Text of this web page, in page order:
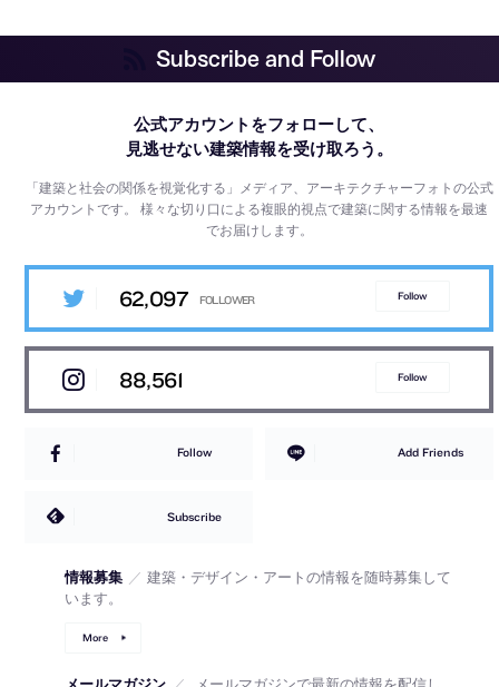
Subscribe and Follow
公式アカウントをフォローして、
見逃せない建築情報を受け取ろう。
「建築と社会の関係を視覚化する」メディア、アーキテクチャーフォトの公式
アカウントです。様々な切り口による複眼的視点で建築に関する情報を最速
でお届けします。
62,097 Follow
88,561 Follow
Follow Add Friends
Subscribe
情報募集 ／ 建築・デザイン・アートの情報を随時募集して
います。
More